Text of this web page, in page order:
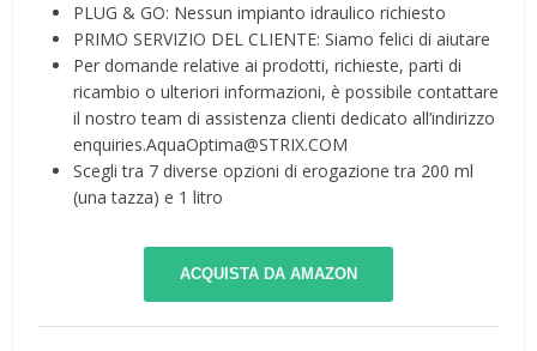
PLUG & GO: Nessun impianto idraulico richiesto
PRIMO SERVIZIO DEL CLIENTE: Siamo felici di aiutare
Per domande relative ai prodotti, richieste, parti di
ricambio o ulteriori informazioni, è possibile contattare
il nostro team di assistenza clienti dedicato all’indirizzo
enquiries.AquaOptima@STRIX.COM
Scegli tra 7 diverse opzioni di erogazione tra 200 ml
(una tazza) e 1 litro
ACQUISTA DA AMAZON